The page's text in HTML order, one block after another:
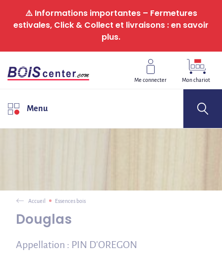
⚠️ Informations importantes – Fermetures
estivales, Click & Collect et livraisons : en savoir
plus.
Me connecter Mon chariot
Menu
Accueil Essences bois
Douglas
Appellation : PIN D'OREGON